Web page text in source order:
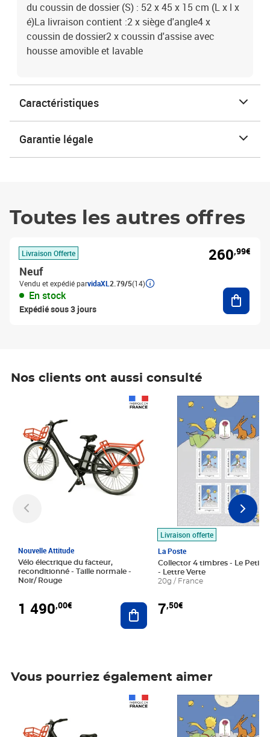
du coussin de dossier (S) : 52 x 45 x 15 cm (L x l x
é)La livraison contient :2 x siège d'angle4 x
coussin de dossier2 x coussin d'assise avec
housse amovible et lavable
Caractéristiques
Garantie légale
Toutes les autres offres
Livraison Offerte
Neuf
Vendu et expédié parvidaXL 2.79/5(14)
En stock
Expédié sous 3 jours
260,99€
Nos clients ont aussi consulté
Nouvelle Attitude
Vélo électrique du facteur,
reconditionné - Taille normale -
Noir/ Rouge
1 490,00€ Ajouter au panier
Livraison offerte
La Poste
Collector 4 timbres - Le Petit
- Lettre Verte
20g / France
7,50€
Prix 7,50€
Vous pourriez également aimer
Prix 7,50€